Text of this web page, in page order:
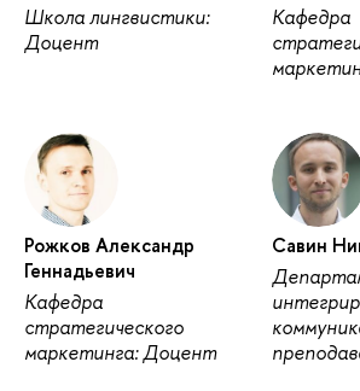
Школа лингвистики:
Доцент
Кафедра
Рожков Александр
Геннадьевич
Кафедра
стратегического
маркетинга: Доцент
Савин